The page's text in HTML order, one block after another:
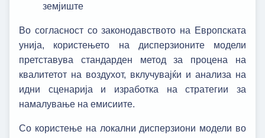
земјиште
Во согласност со законодавството на Европската
унија, користењето на дисперзионите модели
претставува стандарден метод за процена на
квалитетот на воздухот, вклучувајќи и анализа на
идни сценарија и изработка на стратегии за
намалување на емисиите.
Со користење на локални дисперзиони модели во